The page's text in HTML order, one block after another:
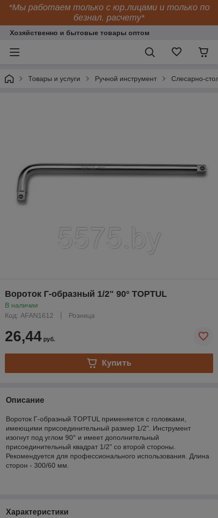
*Мы работаем только с юр.лицами и только по
безнал. расчету*
Хозяйственно и бытовые товары оптом
Товары и услуги Ручной инструмент Слесарно-
Вороток Г-образный 1/2" 90° TOPTUL
В наличии
Код: AFAN1612
Розница
26,44 руб.
Купить
Описание
Вороток Г-образный TOPTUL применяется с головками,
имеющими присоединительный размер 1/2". Инструмент
изогнут под углом 90° и имеет дополнительный
присоединительный квадрат 1/2" со второй стороны.
Рекомендуется для профессионального использования. Длина
сторон - 300/60 мм.
Характеристики